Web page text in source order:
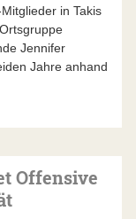
in Takis
Jennifer
Jahre anhand
Offensive